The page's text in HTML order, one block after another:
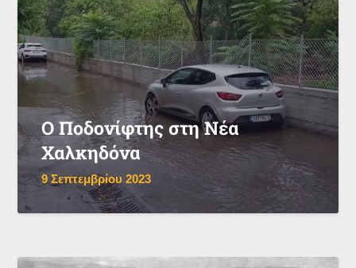
Ο Ποδονίφτης στη Νέα
Χαλκηδόνα
9 Σεπτεμβρίου 2023